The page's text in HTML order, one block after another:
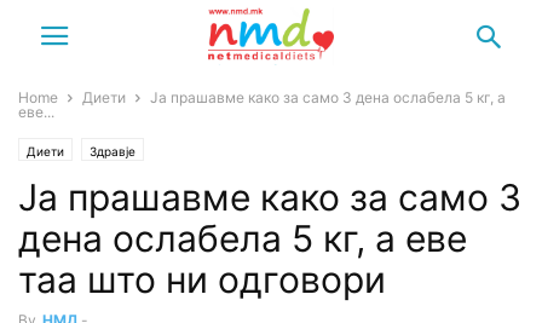
Home Диети
Ја прашавме како за само 3 дена ослабела 5 кг, а
еве...
Диети Здравје
Ја прашавме како за само 3
дена ослабела 5 кг, а еве
таа што ни одговори